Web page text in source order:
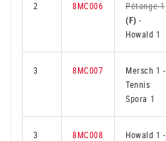
2 8MC006
Pétange 1
(F) -
Howald 1
3 8MC007 Mersch 1-
Tennis
Spora 1
3 8MC008 Howald 1-